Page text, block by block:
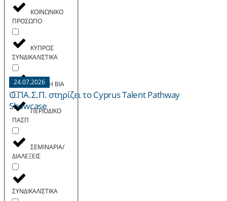
ΚΟΙΝΩΝΙΚΟ
ΠΡΟΣΩΠΟ
ΚΥΠΡΟΣ
ΣΥΝΔΙΚΑΛΙΣΤΙΚΑ
ΟΧΙ ΣΤΗ ΒΙΑ
ΠΕΡΙΟΔΙΚΟ
ΠΑΣΠ
ΣΕΜΙΝΑΡΙΑ/
ΔΙΑΛΕΞΕΙΣ
ΣΥΝΔΙΚΑΛΙΣΤΙΚΑ
24.07.2026
Ο ΠΑ.Σ.Π. στηρίζει το Cyprus Talent Pathway
Showcase